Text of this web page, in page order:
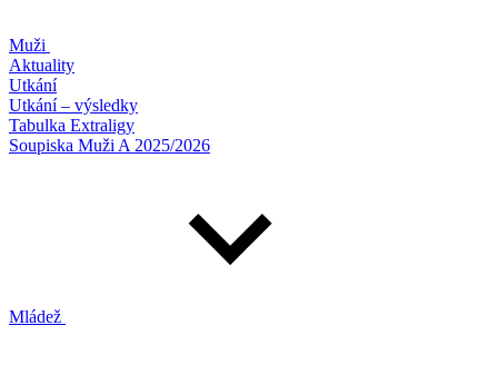
Muži
Aktuality
Utkání
Utkání – výsledky
Tabulka Extraligy
Soupiska Muži A 2025/2026
Mládež